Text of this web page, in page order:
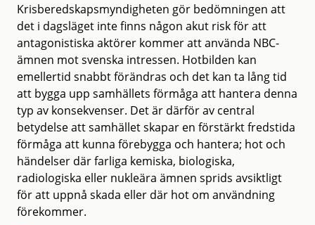
Krisberedskapsmyndigheten gör bedömningen att
det i dagsläget inte finns någon akut risk för att
antagonistiska aktörer kommer att använda NBC-
ämnen mot svenska intressen. Hotbilden kan
emellertid snabbt förändras och det kan ta lång tid
att bygga upp samhällets förmåga att hantera denna
typ av konsekvenser. Det är därför av central
betydelse att samhället skapar en förstärkt fredstida
förmåga att kunna förebygga och hantera; hot och
händelser där farliga kemiska, biologiska,
radiologiska eller nukleära ämnen sprids avsiktligt
för att uppnå skada eller där hot om användning
förekommer.